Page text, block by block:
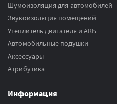
Шумоизоляция для автомобилей
Звукоизоляция помещений
Утеплитель двигателя и АКБ
Автомобильные подушки
Аксесcуары
Атрибутика
Информация